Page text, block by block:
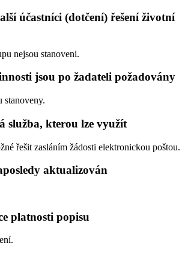
účastníci (dotčení) řešení životní
nejsou stanoveni.
jsou po žadateli požadovány
stanoveny.
služba, kterou lze využít
řešit zasláním žádosti elektronickou poštou.
aktualizován
platnosti popisu